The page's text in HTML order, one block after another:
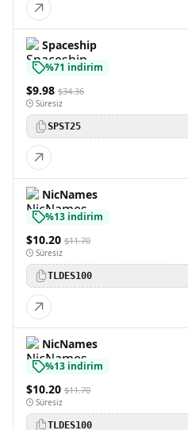
Spaceship
%71 indirim
$9.98 $34.36
Süresiz
SPST25
NicNames
%13 indirim
$10.20 $11.70
Süresiz
TLDES100
NicNames
%13 indirim
$10.20 $11.70
Süresiz
TLDES100